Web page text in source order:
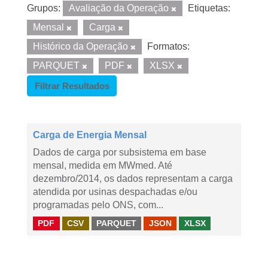
Grupos: Avaliação da Operação
Etiquetas:
Mensal
Carga
Histórico da Operação
Formatos:
PARQUET
PDF
XLSX
Filtrar Resultados
Carga de Energia Mensal
Dados de carga por subsistema em base
mensal, medida em MWmed. Até
dezembro/2014, os dados representam a carga
atendida por usinas despachadas e/ou
programadas pelo ONS, com...
PDF CSV PARQUET JSON XLSX